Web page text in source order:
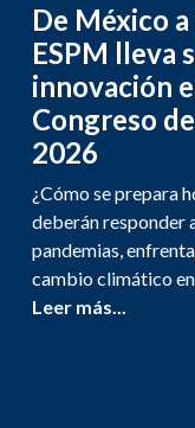
De México
ESPM lleva
innovación
Congreso
2026
¿Cómo se prepara
deberán responder
pandemias,
cambio climático en...
Leer más...